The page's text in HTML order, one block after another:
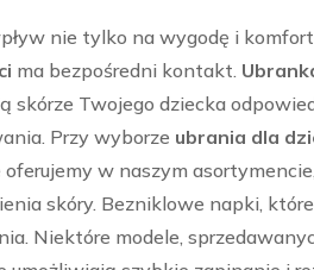
nie tylko na wygodę i
ma bezpośredni kontakt.
skórze Twojego dziecka
Przy wyborze ubrania dla
oferujemy w naszym
skóry. Bezniklowe napki,
Niektóre modele,